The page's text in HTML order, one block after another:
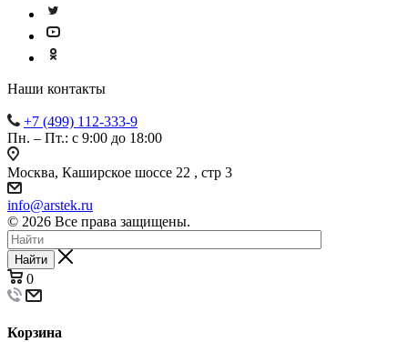
Наши контакты
+7 (499) 112-333-9
Пн. – Пт.: с 9:00 до 18:00
Москва, Каширское шоссе 22 , стр 3
info@arstek.ru
© 2026 Все права защищены.
Найти
0
Корзина